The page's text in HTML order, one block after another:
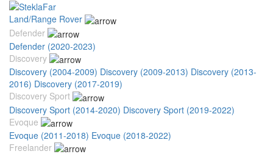
Land/Range Rover
Defender
Defender (2020-2023)
Discovery
Discovery (2004-2009) Discovery (2009-2013) Discovery (2013-
2016) Discovery (2017-2019)
Discovery Sport
Discovery Sport (2014-2020) Discovery Sport (2019-2022)
Evoque
Evoque (2011-2018) Evoque (2018-2022)
Freelander